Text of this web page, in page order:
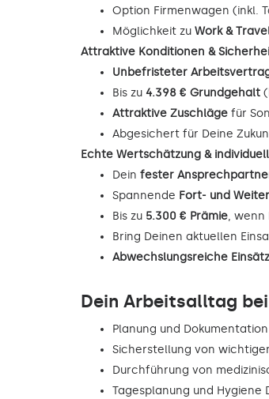
Option Firmenwagen (inkl.
Möglichkeit zu Work &
Attraktive Konditionen &
Unbefristeter
Bis zu 4.398 € Grundgehalt
Attraktive Zuschläge für
Abgesichert für Deine
Echte Wertschätzung &
Dein fester
Spannende Fort- und
Bis zu 5.300 € Prämie, wenn
Bring Deinen aktuellen
Abwechslungsreiche
Dein Arbeitsalltag
Planung und
Sicherstellung von
Durchführung von
Tagesplanung und Hygiene